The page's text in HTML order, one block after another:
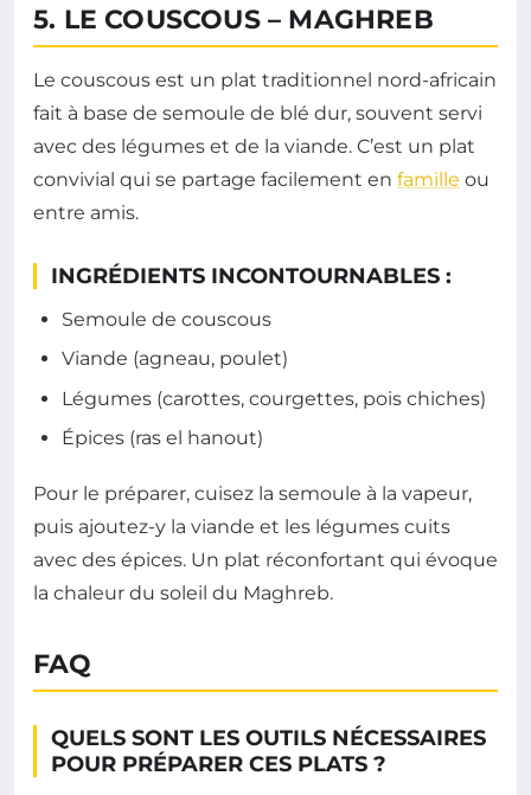
5. LE COUSCOUS – MAGHREB
Le couscous est un plat traditionnel nord-africain
fait à base de semoule de blé dur, souvent servi
avec des légumes et de la viande. C’est un plat
convivial qui se partage facilement en famille ou
entre amis.
INGRÉDIENTS INCONTOURNABLES :
Semoule de couscous
Viande (agneau, poulet)
Légumes (carottes, courgettes, pois chiches)
Épices (ras el hanout)
Pour le préparer, cuisez la semoule à la vapeur,
puis ajoutez-y la viande et les légumes cuits
avec des épices. Un plat réconfortant qui évoque
la chaleur du soleil du Maghreb.
FAQ
QUELS SONT LES OUTILS NÉCESSAIRES
POUR PRÉPARER CES PLATS ?